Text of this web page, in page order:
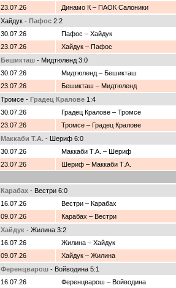
23.07.26
Динамо К – ПАОК Салоники
Хайдук - Пафос 2:2
30.07.26
Пафос – Хайдук
23.07.26
Хайдук – Пафос
Бешикташ - Мидтюленд 3:0
30.07.26
Мидтюленд – Бешикташ
23.07.26
Бешикташ – Мидтюленд
Тромсе - Градец Кралове 1:4
30.07.26
Градец Кралове – Тромсе
23.07.26
Тромсе – Градец Кралове
Маккаби Т.А. - Шериф 6:0
30.07.26
Маккаби Т.А. – Шериф
23.07.26
Шериф – Маккаби Т.А.
Карабах - Вестри 6:0
16.07.26
Вестри – Карабах
09.07.26
Карабах – Вестри
Хайдук - Жилина 3:2
16.07.26
Жилина – Хайдук
09.07.26
Хайдук – Жилина
Ференцварош - Войводина 5:1
16.07.26
Ференцварош – Войводина